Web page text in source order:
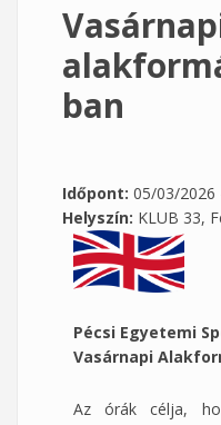
ban
Időpont: 05/03/2026
Helyszín: KLUB 33,
Pécsi Egyetemi
Vasárnapi
Az órák célja,